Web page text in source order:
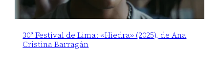
30° Festival de Lima: «Hiedra» (2025), de Ana
Cristina Barragán